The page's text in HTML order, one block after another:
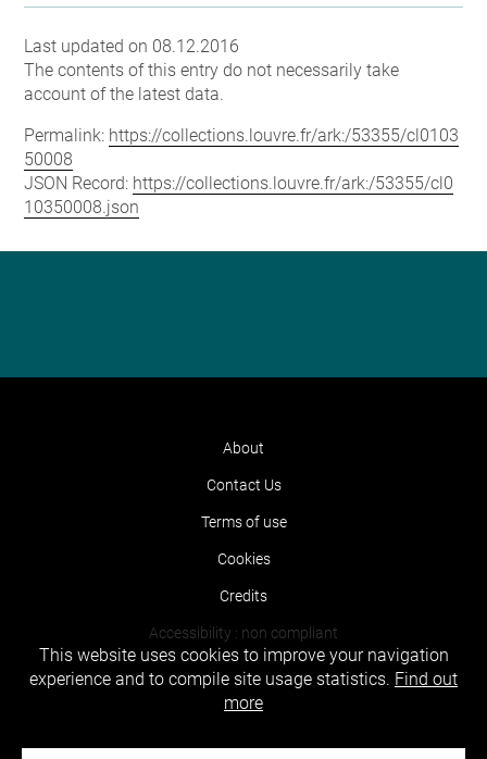
Last updated on 08.12.2016
The contents of this entry do not necessarily take
account of the latest data.
Permalink: https://collections.louvre.fr/ark:/53355/cl0103
50008
JSON Record: https://collections.louvre.fr/ark:/53355/cl0
10350008.json
About
Contact Us
Terms of use
Cookies
Credits
Accessibility : non compliant
This website uses cookies to improve your navigation
experience and to compile site usage statistics. Find out
more